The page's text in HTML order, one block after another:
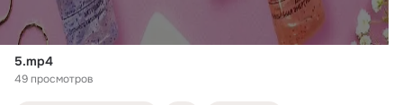
5.mp4
49 просмотров